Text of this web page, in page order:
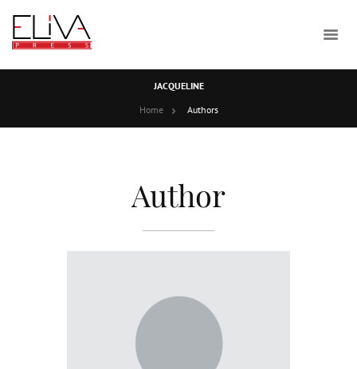
JACQUELINE
Home
Authors
Author